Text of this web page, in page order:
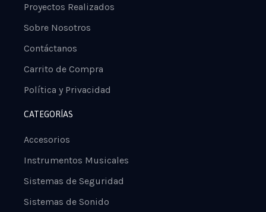
Proyectos Realizados
Sobre Nosotros
Contáctanos
Carrito de Compra
Política y Privacidad
CATEGORÍAS
Accesorios
Instrumentos Musicales
Sistemas de Seguridad
Sistemas de Sonido